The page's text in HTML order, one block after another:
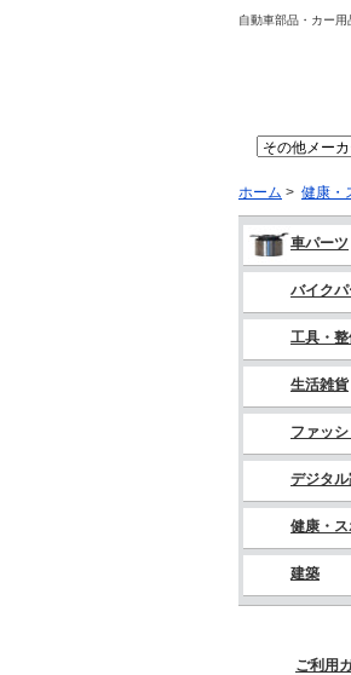
自動車部品・カー
ホーム > 健康・
車パーツ
バイク
工具・
生活雑貨
ファッ
デジタ
健康・
建築
ご利用